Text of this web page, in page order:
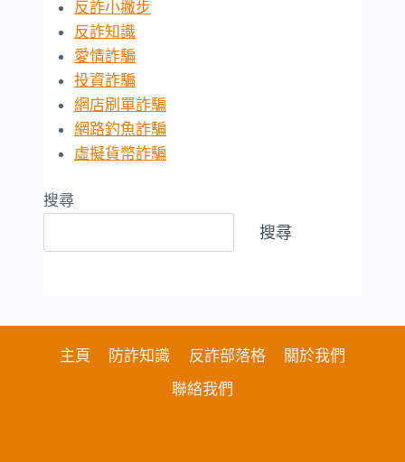
反詐小撇步
反詐知識
愛情詐騙
投資詐騙
網店刷單詐騙
網路釣魚詐騙
虛擬貨幣詐騙
搜尋
搜尋
主頁 防詐知識 反詐部落格
關於我們
聯絡我們